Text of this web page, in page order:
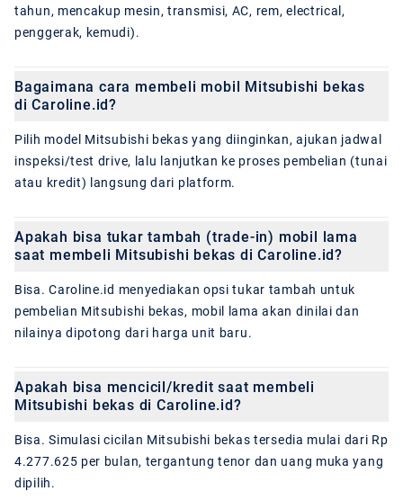
tahun, mencakup mesin, transmisi, AC, rem, electrical,
penggerak, kemudi).
Bagaimana cara membeli mobil Mitsubishi bekas
di Caroline.id?
Pilih model Mitsubishi bekas yang diinginkan, ajukan jadwal
inspeksi/test drive, lalu lanjutkan ke proses pembelian (tunai
atau kredit) langsung dari platform.
Apakah bisa tukar tambah (trade-in) mobil lama
saat membeli Mitsubishi bekas di Caroline.id?
Bisa. Caroline.id menyediakan opsi tukar tambah untuk
pembelian Mitsubishi bekas, mobil lama akan dinilai dan
nilainya dipotong dari harga unit baru.
Apakah bisa mencicil/kredit saat membeli
Mitsubishi bekas di Caroline.id?
Bisa. Simulasi cicilan Mitsubishi bekas tersedia mulai dari Rp
4.277.625 per bulan, tergantung tenor dan uang muka yang
dipilih.